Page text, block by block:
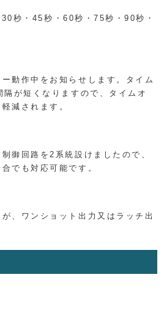
秒・45秒・60秒・75秒・90秒・
動作中をお知らせします。タイム
が短くなりますので、タイムオ
減されます。
御回路を2系統設けましたので、
でも対応可能です。
、ワンショット出力又はラッチ出